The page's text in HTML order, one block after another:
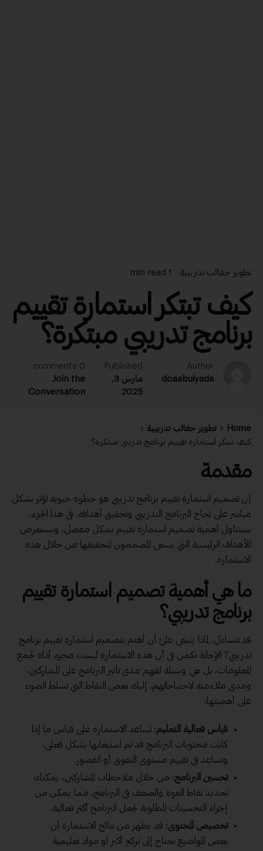
تطوير حقائب تدريبية 1 min read
كيف تبتكر استمارة تقييم
برنامج تدريبي مبتكرة؟
Author
doaabuiyada
Published
مارس 3,
2025
0 comments
Join the
Conversation
Home
تطوير حقائب تدريبية
كيف تبتكر استمارة تقييم برنامج تدريبي مبتكرة؟
مقدمة
إن تصميم استمارة تقييم برنامج تدريبي هو خطوة حيوية تؤثر بشكل
مباشر على نجاح البرنامج التدريبي وتحقيق أهدافه. في هذا الجزء،
سنتناول أهمية تصميم استمارة تقييم بشكل مفصل، ونستعرض
الأهداف الرئيسية التي يسعى المصممون لتحقيقها من خلال هذه
الاستمارة.
ما هي أهمية تصميم استمارة تقييم
برنامج تدريبي؟
قد تتساءل، لماذا ينبغي عليّ أن أهتم بتصميم استمارة تقييم برنامج
تدريبي؟ الإجابة تكمن في أن هذه الاستمارة ليست مجرد أداة لجمع
المعلومات، بل هي وسيلة لفهم مدى تأثير البرنامج على المشاركين،
ومدى ملاءمته لاحتياجاتهم. إليك بعض النقاط التي تسلط الضوء
على أهميتها:
قياس فعالية التعليم: تساعد الاستمارة على قياس ما إذا
كانت محتويات البرنامج قد تم استيعابها بشكل فعلي،
وتساعد في تقييم مستوى التفوق أو القصور.
تحسين البرنامج: من خلال ملاحظات المشاركين، يمكنك
تحديد نقاط القوة والضعف في البرنامج، مما يمكن من
إجراء التحسينات المطلوبة لجعل البرنامج أكثر فعالية.
تخصيص المحتوى: قد يظهر من نتائج الاستمارة أن
بعض المواضيع تحتاج إلى تركيز أكبر أو مواد تعليمية